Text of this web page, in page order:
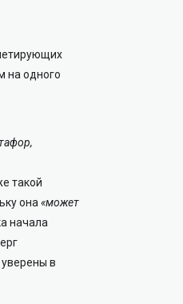
на одного
такой
она «может
начала
в